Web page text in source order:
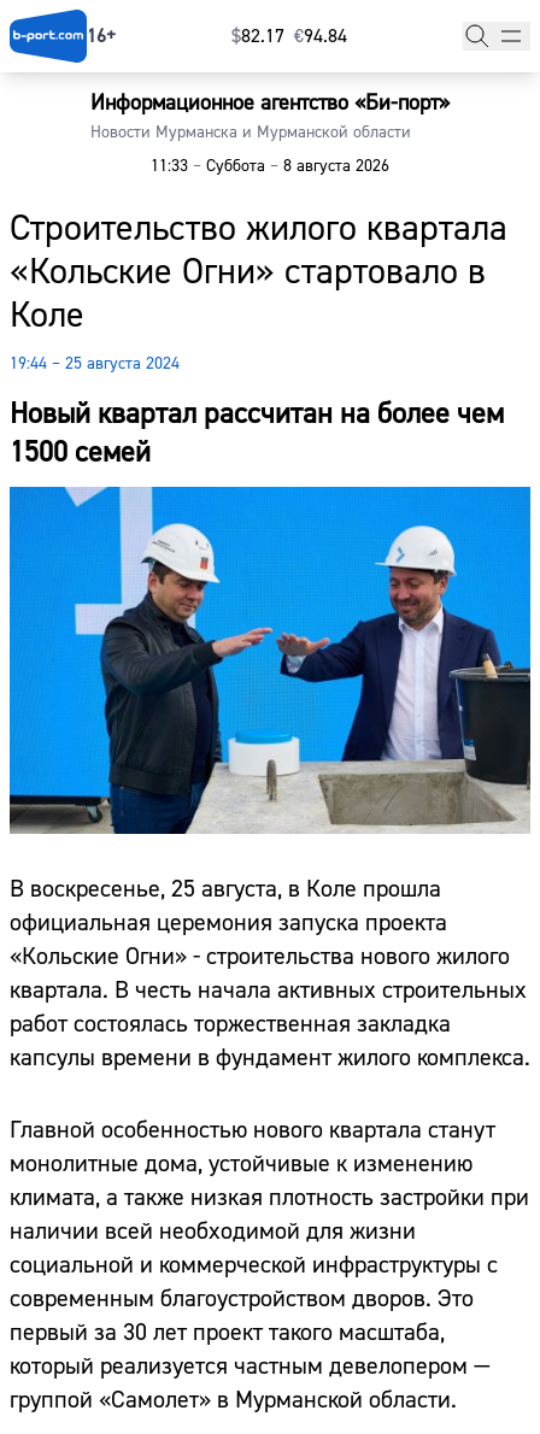
16+ $⁠82.17 €⁠94.84
Информационное агентство «Би-порт»
Новости Мурманска и Мурманской области
11:33 – Суббота – 8 августа 2026
Строительство жилого квартала
«Кольские Огни» стартовало в
Коле
19:44 – 25 августа 2024
Новый квартал рассчитан на более чем
1500 семей
В воскресенье, 25 августа, в Коле прошла
официальная церемония запуска проекта
«Кольские Огни» - строительства нового жилого
квартала. В честь начала активных строительных
работ состоялась торжественная закладка
капсулы времени в фундамент жилого комплекса.
Главной особенностью нового квартала станут
монолитные дома, устойчивые к изменению
климата, а также низкая плотность застройки при
наличии всей необходимой для жизни
социальной и коммерческой инфраструктуры с
современным благоустройством дворов. Это
первый за 30 лет проект такого масштаба,
который реализуется частным девелопером —
группой «Самолет» в Мурманской области.
Главная
Наши гости
Фоторепортажи
Погода
Курсы валют